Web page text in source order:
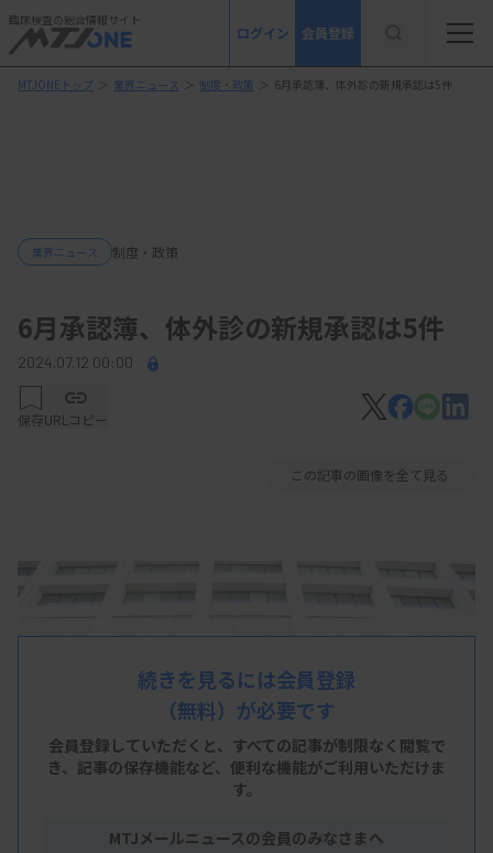
臨床検査の総合情報サイト
ログイン 会員登録
MTJONEトップ ＞ 業界ニュース ＞ 制度・政策 ＞ 6月承認簿、体外診の新規承認は5件
業界ニュース 制度・政策
6月承認簿、体外診の新規承認は5件
2024.07.12 00:00
保存URLコピー
この記事の画像を全て見る
続きを見るには会員登録
（無料）が必要です
会員登録していただくと、すべての記事が制限なく閲覧で
き、 記事の保存機能など、便利な機能がご利用いただけま
す。
MTJメールニュースの会員のみなさまへ